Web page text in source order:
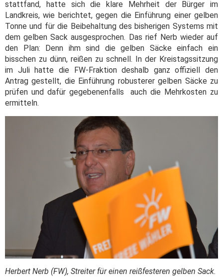
stattfand, hatte sich die klare Mehrheit der Bürger im
Landkreis, wie berichtet, gegen die Einführung einer gelben
Tonne und für die Beibehaltung des bisherigen Systems mit
dem gelben Sack ausgesprochen. Das rief Nerb wieder auf
den Plan: Denn ihm sind die gelben Säcke einfach ein
bisschen zu dünn, reißen zu schnell. In der Kreistagssitzung
im Juli hatte die FW-Fraktion deshalb ganz offiziell den
Antrag gestellt, die Einführung robusterer gelben Säcke zu
prüfen und dafür gegebenenfalls auch die Mehrkosten zu
ermitteln.
Herbert Nerb (FW), Streiter für einen reißfesteren gelben Sack.